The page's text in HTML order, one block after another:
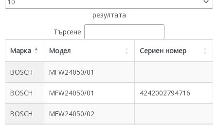
резултата
Търсене:
Марка Модел Сериен номер
BOSCH MFW24050/01
BOSCH MFW24050/01 4242002794716
BOSCH MFW24050/02